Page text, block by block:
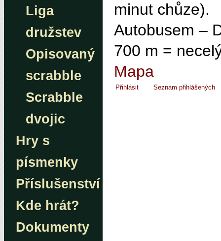
Liga
družstev
Opisovaný
scrabble
Scrabble
dvojic
Hry s
písmenky
Příslušenství
Kde hrát?
Dokumenty
minut chůze).
Autobusem –
700 m =
Mapa
Přihlásit Seznam přihlášených